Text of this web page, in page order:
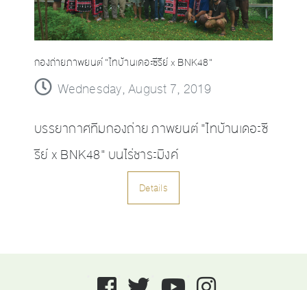
กองถ่ายภาพยนต์ "ไทบ้านเดอะซีรีย์ x BNK48"
Wednesday, August 7, 2019
บรรยากาศทีมกองถ่าย ภาพยนต์ "ไทบ้านเดอะซี
รีย์ x BNK48" บนไร่ชาระมิงค์
Details
Facebook twitter youtube instagram